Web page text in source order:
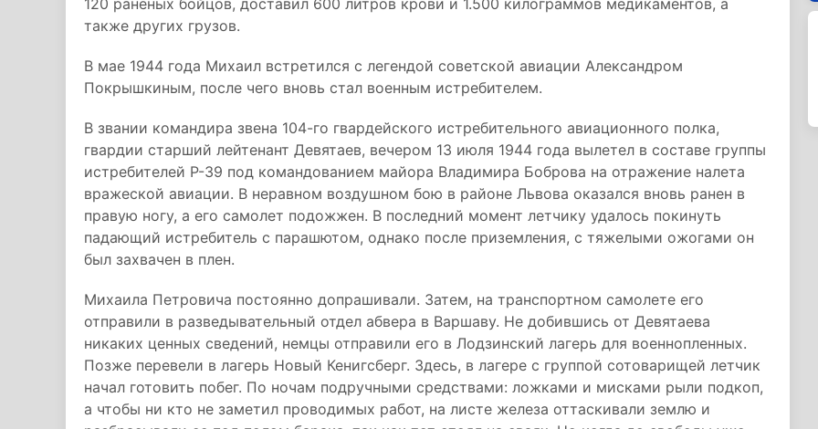
120 раненых бойцов, доставил 600 литров крови и 1.500 килограммов медикаментов, а
также других грузов.
В мае 1944 года Михаил встретился с легендой советской авиации Александром
Покрышкиным, после чего вновь стал военным истребителем.
В звании командира звена 104-го гвардейского истребительного авиационного полка,
гвардии старший лейтенант Девятаев, вечером 13 июля 1944 года вылетел в составе группы
истребителей P-39 под командованием майора Владимира Боброва на отражение налета
вражеской авиации. В неравном воздушном бою в районе Львова оказался вновь ранен в
правую ногу, а его самолет подожжен. В последний момент летчику удалось покинуть
падающий истребитель с парашютом, однако после приземления, с тяжелыми ожогами он
был захвачен в плен.
Михаила Петровича постоянно допрашивали. Затем, на транспортном самолете его
отправили в разведывательный отдел абвера в Варшаву. Не добившись от Девятаева
никаких ценных сведений, немцы отправили его в Лодзинский лагерь для военнопленных.
Позже перевели в лагерь Новый Кенигсберг. Здесь, в лагере с группой сотоварищей летчик
начал готовить побег. По ночам подручными средствами: ложками и мисками рыли подкоп,
а чтобы ни кто не заметил проводимых работ, на листе железа оттаскивали землю и